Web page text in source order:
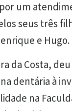
um
seus três
e Hugo.
da Costa,
dentária à
na